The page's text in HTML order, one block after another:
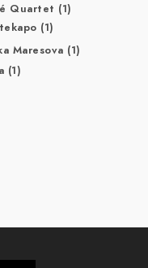
Quartet (1)
(1)
Maresova (1)
(1)